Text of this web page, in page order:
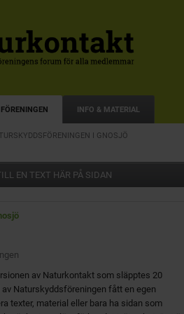
FÖRENINGEN INFO & MATERIAL
I GNOSJÖ
EN TEXT HÄR PÅ SIDAN
av Naturkontakt som släpptes 20
av Naturskyddsföreningen fått en egen
texter, material eller bara ha sidan som